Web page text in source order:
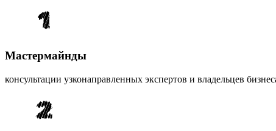
Мастермайнды
консультации узконаправленных экспертов и владельцев